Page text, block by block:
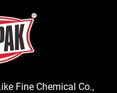
Fine Chemical Co.,